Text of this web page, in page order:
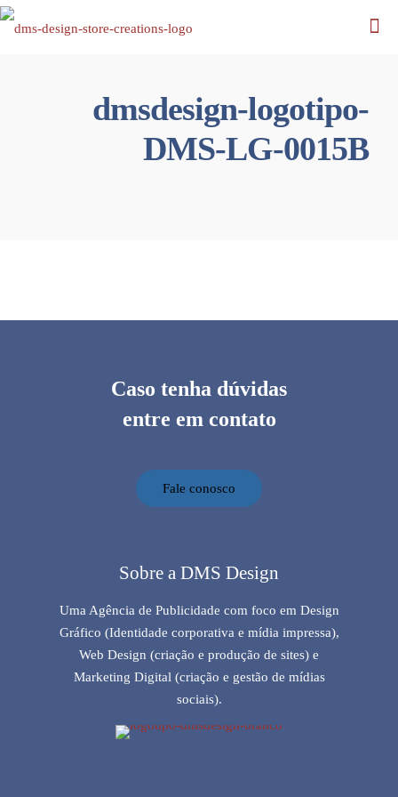
dmsdesign-logotipo-
DMS-LG-0015B
Caso tenha dúvidas
entre em contato
Fale conosco
Sobre a DMS Design
Uma Agência de Publicidade com foco em Design
Gráfico (Identidade corporativa e mídia impressa),
Web Design (criação e produção de sites) e
Marketing Digital (criação e gestão de mídias
sociais).